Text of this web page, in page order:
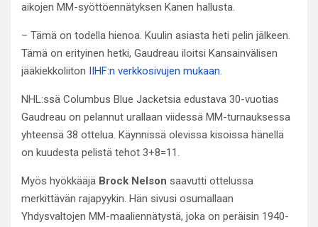
aikojen MM-syöttöennätyksen Kanen hallusta.
– Tämä on todella hienoa. Kuulin asiasta heti pelin jälkeen.
Tämä on erityinen hetki, Gaudreau iloitsi Kansainvälisen
jääkiekkoliiton IIHF:n verkkosivujen mukaan.
NHL:ssä Columbus Blue Jacketsia edustava 30-vuotias
Gaudreau on pelannut urallaan viidessä MM-turnauksessa
yhteensä 38 ottelua. Käynnissä olevissa kisoissa hänellä
on kuudesta pelistä tehot 3+8=11.
Myös hyökkääjä Brock Nelson saavutti ottelussa
merkittävän rajapyykin. Hän sivusi osumallaan
Yhdysvaltojen MM-maaliennätystä, joka on peräisin 1940-